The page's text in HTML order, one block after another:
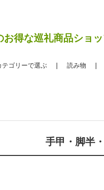
お得な巡礼商品ショ
テゴリーで選ぶ 読み物
手甲・脚半